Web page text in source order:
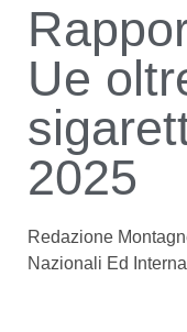
Ue
2025
Redazione
Nazionali Ed